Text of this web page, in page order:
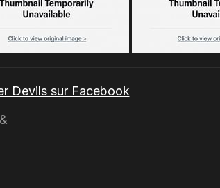
Devils sur Facebook
&